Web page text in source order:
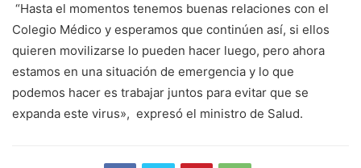
“Hasta el momentos tenemos buenas relaciones con el
Colegio Médico y esperamos que continúen así, si ellos
quieren movilizarse lo pueden hacer luego, pero ahora
estamos en una situación de emergencia y lo que
podemos hacer es trabajar juntos para evitar que se
expanda este virus», expresó el ministro de Salud.